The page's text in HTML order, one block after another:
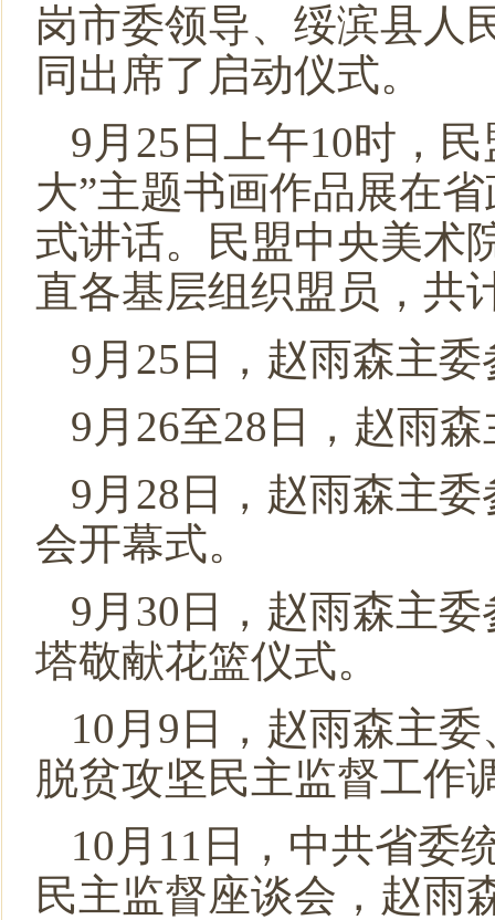
岗市委领导、绥滨县人
同出席了启动仪式。
9月25日上午10时，
大”主题书画作品展在
式讲话。民盟中央美术
直各基层组织盟员，共
9月25日，赵雨森主
9月26至28日，赵雨
9月28日，赵雨森主
会开幕式。
9月30日，赵雨森主
塔敬献花篮仪式。
10月9日，赵雨森主
脱贫攻坚民主监督工作
10月11日，中共省委
民主监督座谈会，赵雨